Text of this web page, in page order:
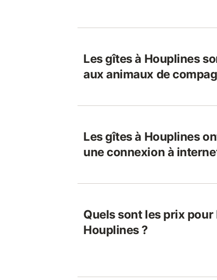
Les gîtes à Houplines
aux animaux de
Les gîtes à Houplines
une connexion à
Quels sont les prix pour
Houplines ?